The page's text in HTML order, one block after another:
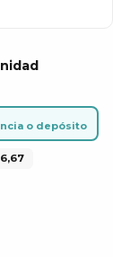
o depósito